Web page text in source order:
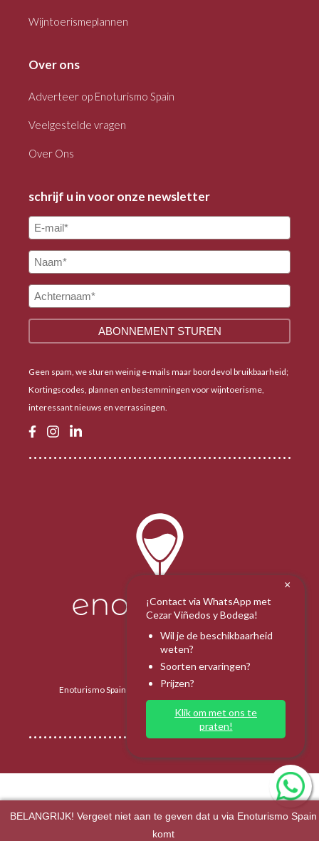
BELANGRIJK! Vergeet niet aan te geven dat u via Enoturismo Spain
komt
×
¡Contact via WhatsApp met
Cezar Viñedos y Bodega!
Wil je de beschikbaarheid
weten?
Soorten ervaringen?
Prijzen?
Klik om met ons te
praten!
Wijntoerismeplannen
Over ons
Adverteer op Enoturismo Spain
Veelgestelde vragen
Over Ons
schrijf u in voor onze newsletter
Geen spam, we sturen weinig e-mails maar boordevol bruikbaarheid;
Kortingscodes, plannen en bestemmingen voor wijntoerisme,
interessant nieuws en verrassingen.
Enoturismo Spain 2025 - Alle rechten voorbehouden.